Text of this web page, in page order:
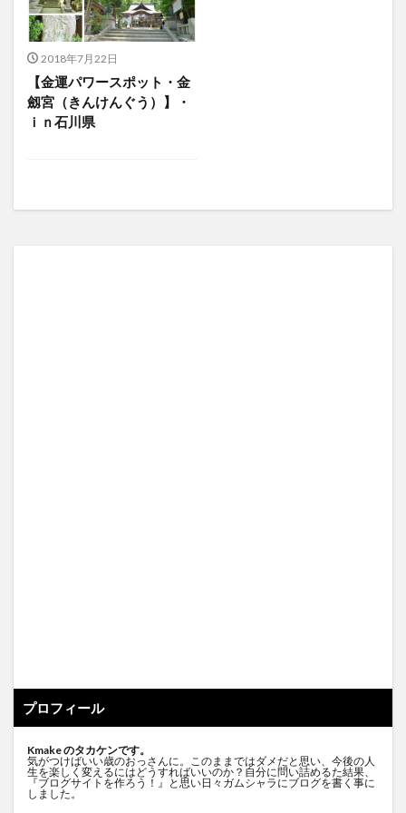
2018年7月22日
【金運パワースポット・金
劔宮（きんけんぐう）】・
ｉｎ石川県
プロフィール
Kmake のタカケンです。
気がつけばいい歳のおっさんに。このままではダメだと思い、今後の人
生を楽しく変えるにはどうすればいいのか？自分に問い詰めるた結果、
『ブログサイトを作ろう！』と思い日々ガムシャラにブログを書く事に
しました。